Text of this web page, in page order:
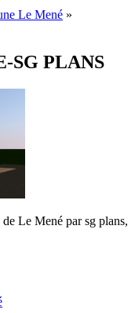
Le Mené »
SG PLANS
Le Mené par sg plans,